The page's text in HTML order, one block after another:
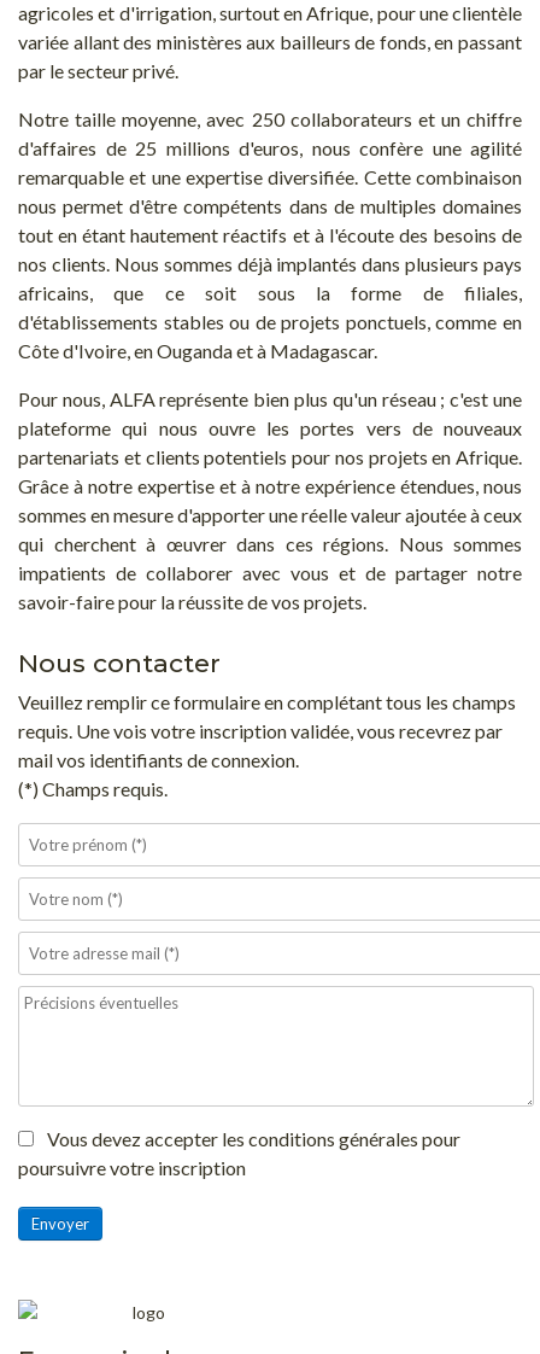
agricoles et d'irrigation, surtout en Afrique, pour une clientèle
variée allant des ministères aux bailleurs de fonds, en passant
par le secteur privé.
Notre taille moyenne, avec 250 collaborateurs et un chiffre
d'affaires de 25 millions d'euros, nous confère une agilité
remarquable et une expertise diversifiée. Cette combinaison
nous permet d'être compétents dans de multiples domaines
tout en étant hautement réactifs et à l'écoute des besoins de
nos clients. Nous sommes déjà implantés dans plusieurs pays
africains, que ce soit sous la forme de filiales,
d'établissements stables ou de projets ponctuels, comme en
Côte d'Ivoire, en Ouganda et à Madagascar.
Pour nous, ALFA représente bien plus qu'un réseau ; c'est une
plateforme qui nous ouvre les portes vers de nouveaux
partenariats et clients potentiels pour nos projets en Afrique.
Grâce à notre expertise et à notre expérience étendues, nous
sommes en mesure d'apporter une réelle valeur ajoutée à ceux
qui cherchent à œuvrer dans ces régions. Nous sommes
impatients de collaborer avec vous et de partager notre
savoir-faire pour la réussite de vos projets.
Nous contacter
Veuillez remplir ce formulaire en complétant tous les champs
requis. Une vois votre inscription validée, vous recevrez par
mail vos identifiants de connexion.
(*) Champs requis.
Vous devez accepter les conditions générales pour
poursuivre votre inscription
Envoyer